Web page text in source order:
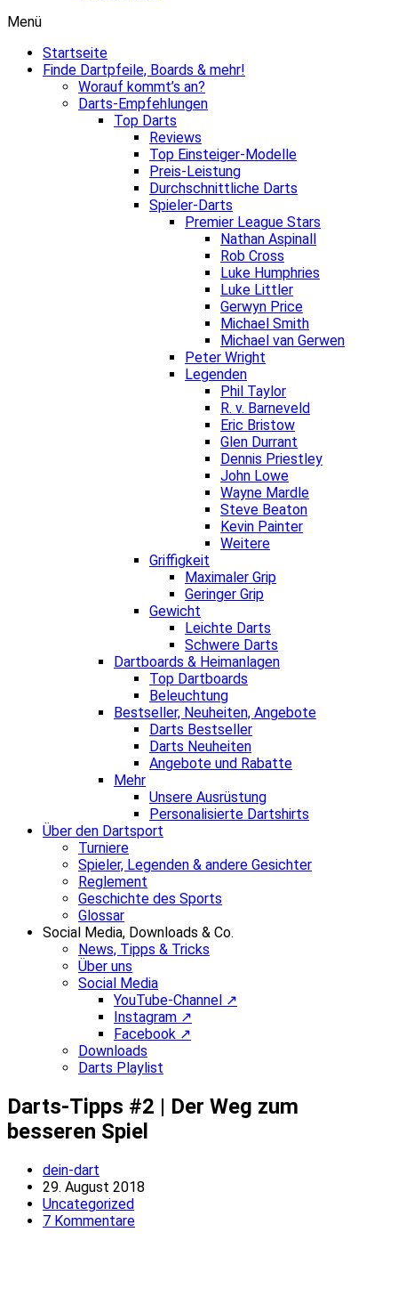
Menü
Startseite
Finde Dartpfeile, Boards & mehr!
Worauf kommt’s an?
Darts-Empfehlungen
Top Darts
Reviews
Top Einsteiger-Modelle
Preis-Leistung
Durchschnittliche Darts
Spieler-Darts
Premier League Stars
Nathan Aspinall
Rob Cross
Luke Humphries
Luke Littler
Gerwyn Price
Michael Smith
Michael van Gerwen
Peter Wright
Legenden
Phil Taylor
R. v. Barneveld
Eric Bristow
Glen Durrant
Dennis Priestley
John Lowe
Wayne Mardle
Steve Beaton
Kevin Painter
Weitere
Griffigkeit
Maximaler Grip
Geringer Grip
Gewicht
Leichte Darts
Schwere Darts
Dartboards & Heimanlagen
Top Dartboards
Beleuchtung
Bestseller, Neuheiten, Angebote
Darts Bestseller
Darts Neuheiten
Angebote und Rabatte
Mehr
Unsere Ausrüstung
Personalisierte Dartshirts
Über den Dartsport
Turniere
Spieler, Legenden & andere Gesichter
Reglement
Geschichte des Sports
Glossar
Social Media, Downloads & Co.
News, Tipps & Tricks
Über uns
Social Media
YouTube-Channel ↗
Instagram ↗
Facebook ↗
Downloads
Darts Playlist
Darts-Tipps #2 | Der Weg zum
besseren Spiel
Beitrags-
Autor:
dein-dart
Beitrag
veröffentlicht:
29. August 2018
Beitrags-
Kategorie:
Uncategorized
Beitrags-
7 Kommentare